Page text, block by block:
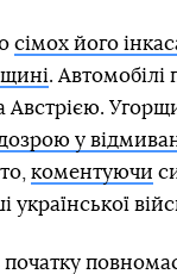
сімох його
. Автомобілі
у
коментуючи
початку